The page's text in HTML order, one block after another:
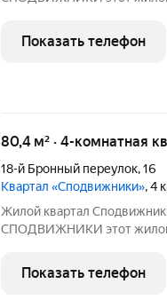
инфраструктурой.
домов-секций разной
Показать телефон
80,4 м² · 4-комнатная
18-й Бронный переулок,16
Квартал «Сподвижники», 4
Жилой квартал
СПОДВИЖНИКИ этот жилой комплекс класса «комфорт» вдали
инфраструктурой.
домов-секций разной
Показать телефон